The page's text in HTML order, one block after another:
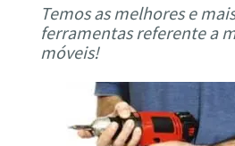
Temos as melhores e
ferramentas referente a
móveis!